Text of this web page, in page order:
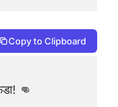
Copy to Clipboard
👊